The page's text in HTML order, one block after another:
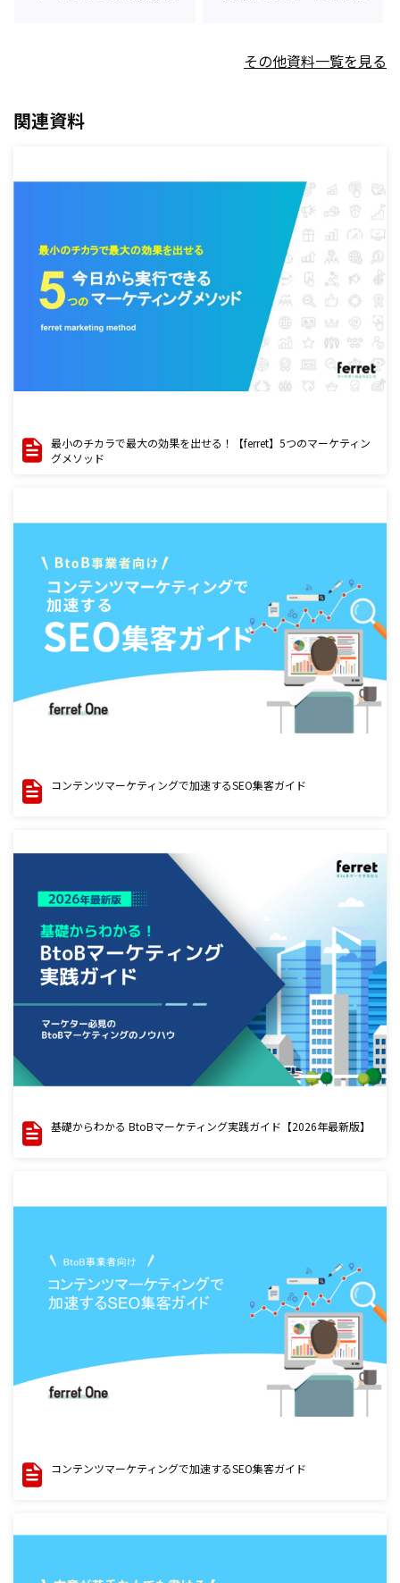
その他資料一覧を見る
関連資料
最小のチカラで最大の効果を出せる！【ferret】5つのマーケティン
グメソッド
コンテンツマーケティングで加速するSEO集客ガイド
基礎からわかる BtoBマーケティング実践ガイド【2026年最新版】
コンテンツマーケティングで加速するSEO集客ガイド